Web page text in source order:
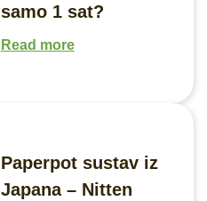
samo 1 sat?
Read more
Paperpot sustav iz
Japana – Nitten